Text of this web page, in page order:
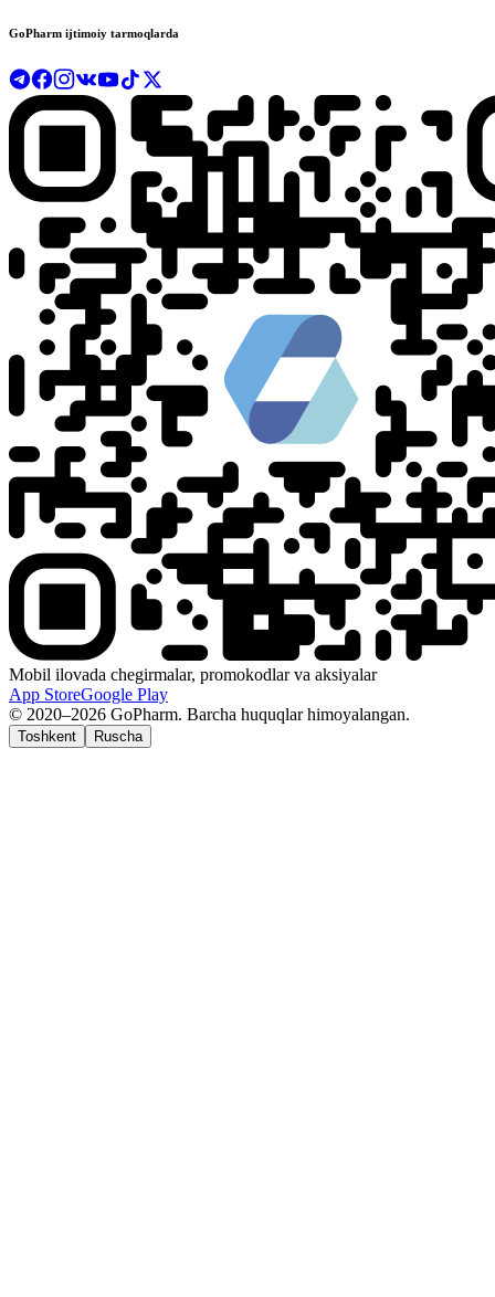
GoPharm ijtimoiy tarmoqlarda
Mobil ilovada chegirmalar, promokodlar va aksiyalar
App StoreGoogle Play
© 2020–2026 GoPharm. Barcha huquqlar himoyalangan.
Toshkent Ruscha